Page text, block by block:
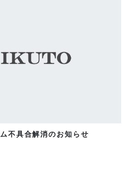
不具合解消のお知らせ